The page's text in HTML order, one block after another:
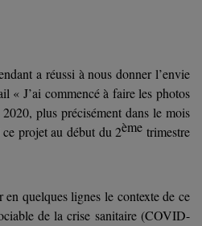
a réussi à nous donner l’envie
« J’ai commencé à faire les photos
plus précisément dans le mois
projet au début du 2ème trimestre
quelques lignes le contexte de ce
de la crise sanitaire (COVID-